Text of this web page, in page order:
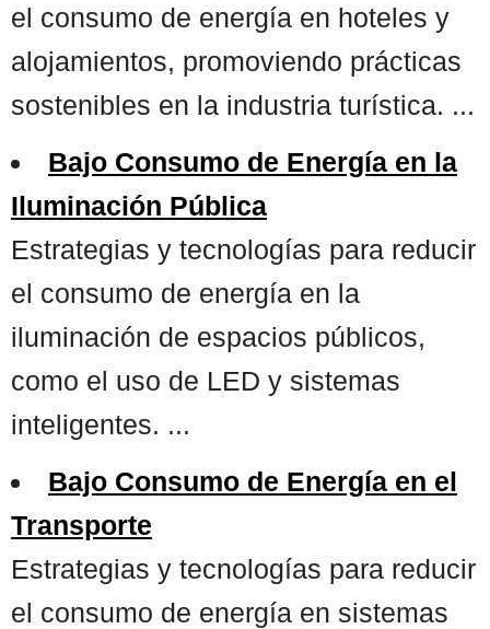
el consumo de energía en hoteles y
alojamientos, promoviendo prácticas
sostenibles en la industria turística. ...
Bajo Consumo de Energía en la
Iluminación Pública
Estrategias y tecnologías para reducir
el consumo de energía en la
iluminación de espacios públicos,
como el uso de LED y sistemas
inteligentes. ...
Bajo Consumo de Energía en el
Transporte
Estrategias y tecnologías para reducir
el consumo de energía en sistemas